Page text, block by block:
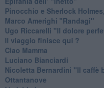
Pinocchio e Sherlock
​Marco Amerighi "Randagi"
Ugo Riccarelli "Il dolore
​Il viaggio finisce qui ?
​Ciao Mamma
​Luciano Bianciardi
​Nicoletta Bernardini "Il caffè
​Ottantanove